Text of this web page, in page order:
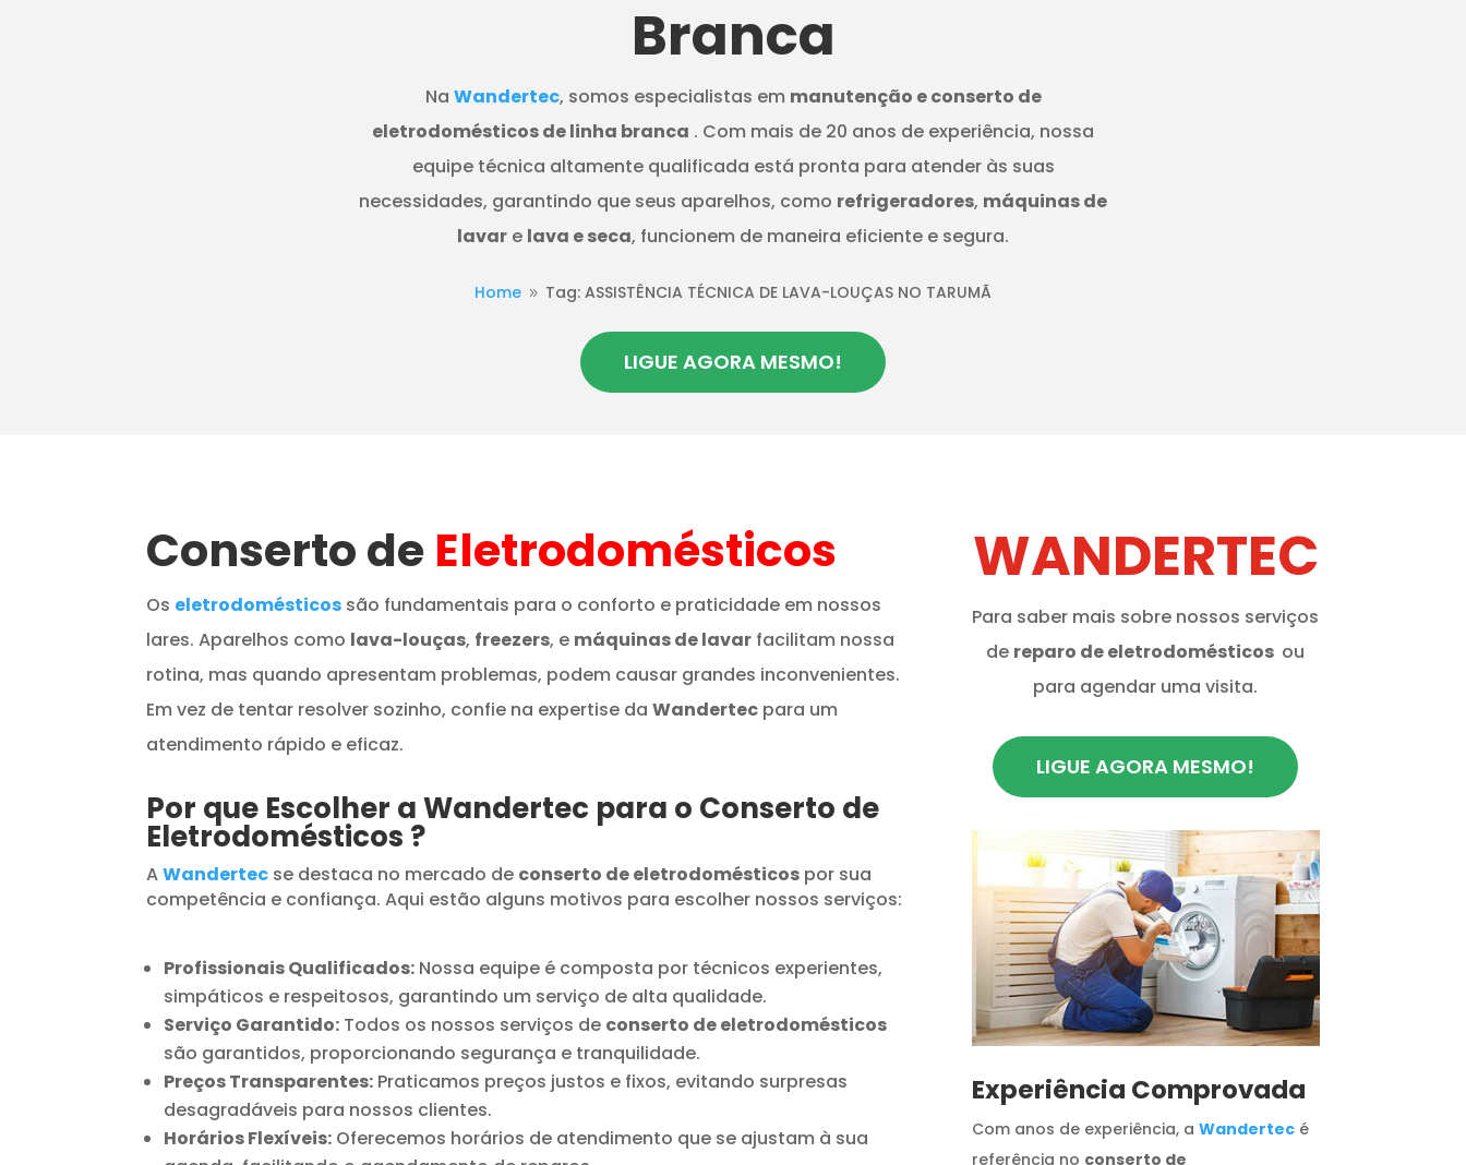
Branca
Na Wandertec, somos especialistas em manutenção e conserto de
eletrodomésticos de linha branca . Com mais de 20 anos de experiência, nossa
equipe técnica altamente qualificada está pronta para atender às suas
necessidades, garantindo que seus aparelhos, como refrigeradores, máquinas de
lavar e lava e seca, funcionem de maneira eficiente e segura.
Home 9 Tag: ASSISTÊNCIA TÉCNICA DE LAVA-LOUÇAS NO TARUMÃ
LIGUE AGORA MESMO!
Conserto de Eletrodomésticos
Os eletrodomésticos são fundamentais para o conforto e praticidade em nossos
lares. Aparelhos como lava-louças, freezers, e máquinas de lavar facilitam nossa
rotina, mas quando apresentam problemas, podem causar grandes inconvenientes.
Em vez de tentar resolver sozinho, confie na expertise daWandertec para um
atendimento rápido e eficaz.
Por que Escolher a Wandertec para o Conserto de
Eletrodomésticos ?
AWandertec se destaca no mercado de conserto de eletrodomésticos por sua
competência e confiança. Aqui estão alguns motivos para escolher nossos serviços:
Profissionais Qualificados: Nossa equipe é composta por técnicos experientes,
simpáticos e respeitosos, garantindo um serviço de alta qualidade.
Serviço Garantido: Todos os nossos serviços de conserto de eletrodomésticos
são garantidos, proporcionando segurança e tranquilidade.
Preços Transparentes: Praticamos preços justos e fixos, evitando surpresas
desagradáveis para nossos clientes.
Horários Flexíveis: Oferecemos horários de atendimento que se ajustam à sua
WANDERTEC
Para saber mais sobre nossos serviços
de reparo de eletrodomésticos ou
para agendar uma visita.
LIGUE AGORA MESMO!
​Experiência Comprovada
Com anos de experiência, a Wandertecé
referência no conserto de